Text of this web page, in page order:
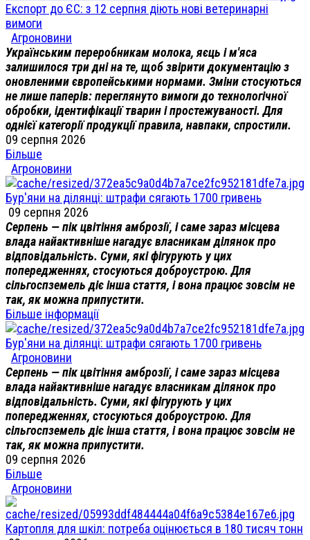
Експорт до ЄС: з 12 серпня діють нові ветеринарні
вимоги
Агроновини
Українським переробникам молока, яєць і м'яса
залишилося три дні на те, щоб звірити документацію з
оновленими європейськими нормами. Зміни стосуються
не лише паперів: переглянуто вимоги до технологічної
обробки, ідентифікації тварин і простежуваності. Для
однієї категорії продукції правила, навпаки, спростили.
09 серпня 2026
Більше
Агроновини
Бур'яни на ділянці: штрафи сягають 1700 гривень
09 серпня 2026
Серпень — пік цвітіння амброзії, і саме зараз місцева
влада найактивніше нагадує власникам ділянок про
відповідальність. Суми, які фігурують у цих
попередженнях, стосуються доброустрою. Для
сільгоспземель діє інша стаття, і вона працює зовсім не
так, як можна припустити.
Більше інформації
Бур'яни на ділянці: штрафи сягають 1700 гривень
Агроновини
Серпень — пік цвітіння амброзії, і саме зараз місцева
влада найактивніше нагадує власникам ділянок про
відповідальність. Суми, які фігурують у цих
попередженнях, стосуються доброустрою. Для
сільгоспземель діє інша стаття, і вона працює зовсім не
так, як можна припустити.
09 серпня 2026
Більше
Агроновини
Картопля для шкіл: потреба оцінюється в 180 тисяч тонн